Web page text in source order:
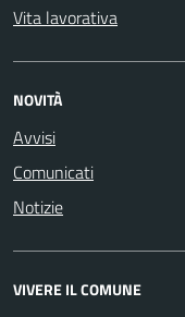
Vita lavorativa
NOVITÀ
Avvisi
Comunicati
Notizie
VIVERE IL COMUNE